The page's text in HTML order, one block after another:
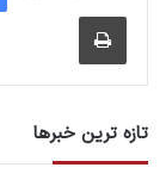
تازه ترین خبرها